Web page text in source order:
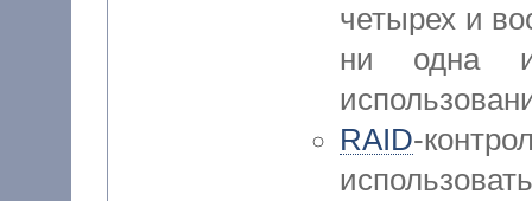
четырех и
ни одна
RAID-